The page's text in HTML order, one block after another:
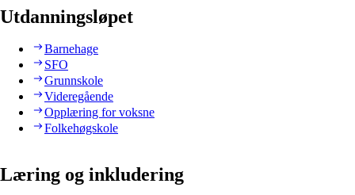
Utdanningsløpet
Barnehage
SFO
Grunnskole
Videregående
Opplæring for voksne
Folkehøgskole
Læring og inkludering